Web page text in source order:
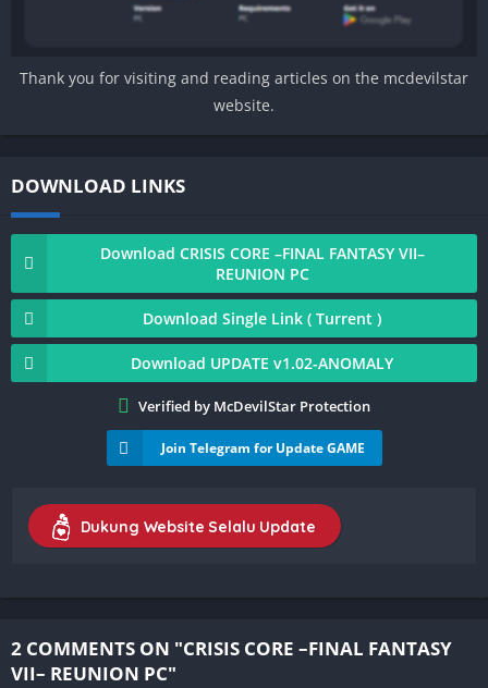
Thank you for visiting and reading articles on the mcdevilstar
website.
DOWNLOAD LINKS
Download CRISIS CORE –FINAL FANTASY VII–
REUNION PC
Download Single Link ( Turrent )
Download UPDATE v1.02-ANOMALY
Verified by McDevilStar Protection
Join Telegram for Update GAME
Dukung Website Selalu Update
2 COMMENTS ON "CRISIS CORE –FINAL FANTASY
VII– REUNION PC"